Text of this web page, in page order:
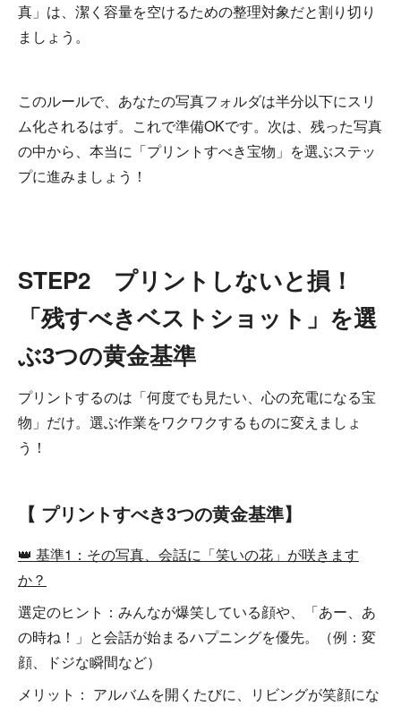
真」は、潔く容量を空けるための整理対象だと割り切り
ましょう。
このルールで、あなたの写真フォルダは半分以下にスリ
ム化されるはず。これで準備OKです。次は、残った写真
の中から、本当に「プリントすべき宝物」を選ぶステッ
プに進みましょう！
STEP2 プリントしないと損！
「残すべきベストショット」を選
ぶ3つの黄金基準
プリントするのは「何度でも見たい、心の充電になる宝
物」だけ。選ぶ作業をワクワクするものに変えましょ
う！
【 プリントすべき3つの黄金基準】
👑 基準1：その写真、会話に「笑いの花」が咲きます
か？
選定のヒント：みんなが爆笑している顔や、「あー、あ
の時ね！」と会話が始まるハプニングを優先。（例：変
顔、ドジな瞬間など）
メリット： アルバムを開くたびに、リビングが笑顔にな